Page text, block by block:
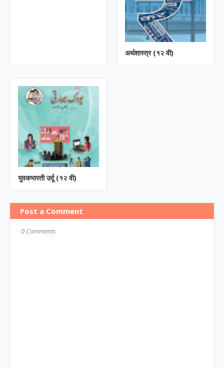
अर्थशास्त्र (१२ वी)
युवकभारती उर्दू (१२ वी)
Post a Comment
0 Comments